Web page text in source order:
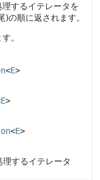
するイテレータを
の順に返されます。
。
<E>
E>
<E>
するイテレータ